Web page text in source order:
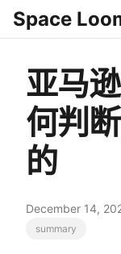
Space
亚马
何判
的
December 14,
summary